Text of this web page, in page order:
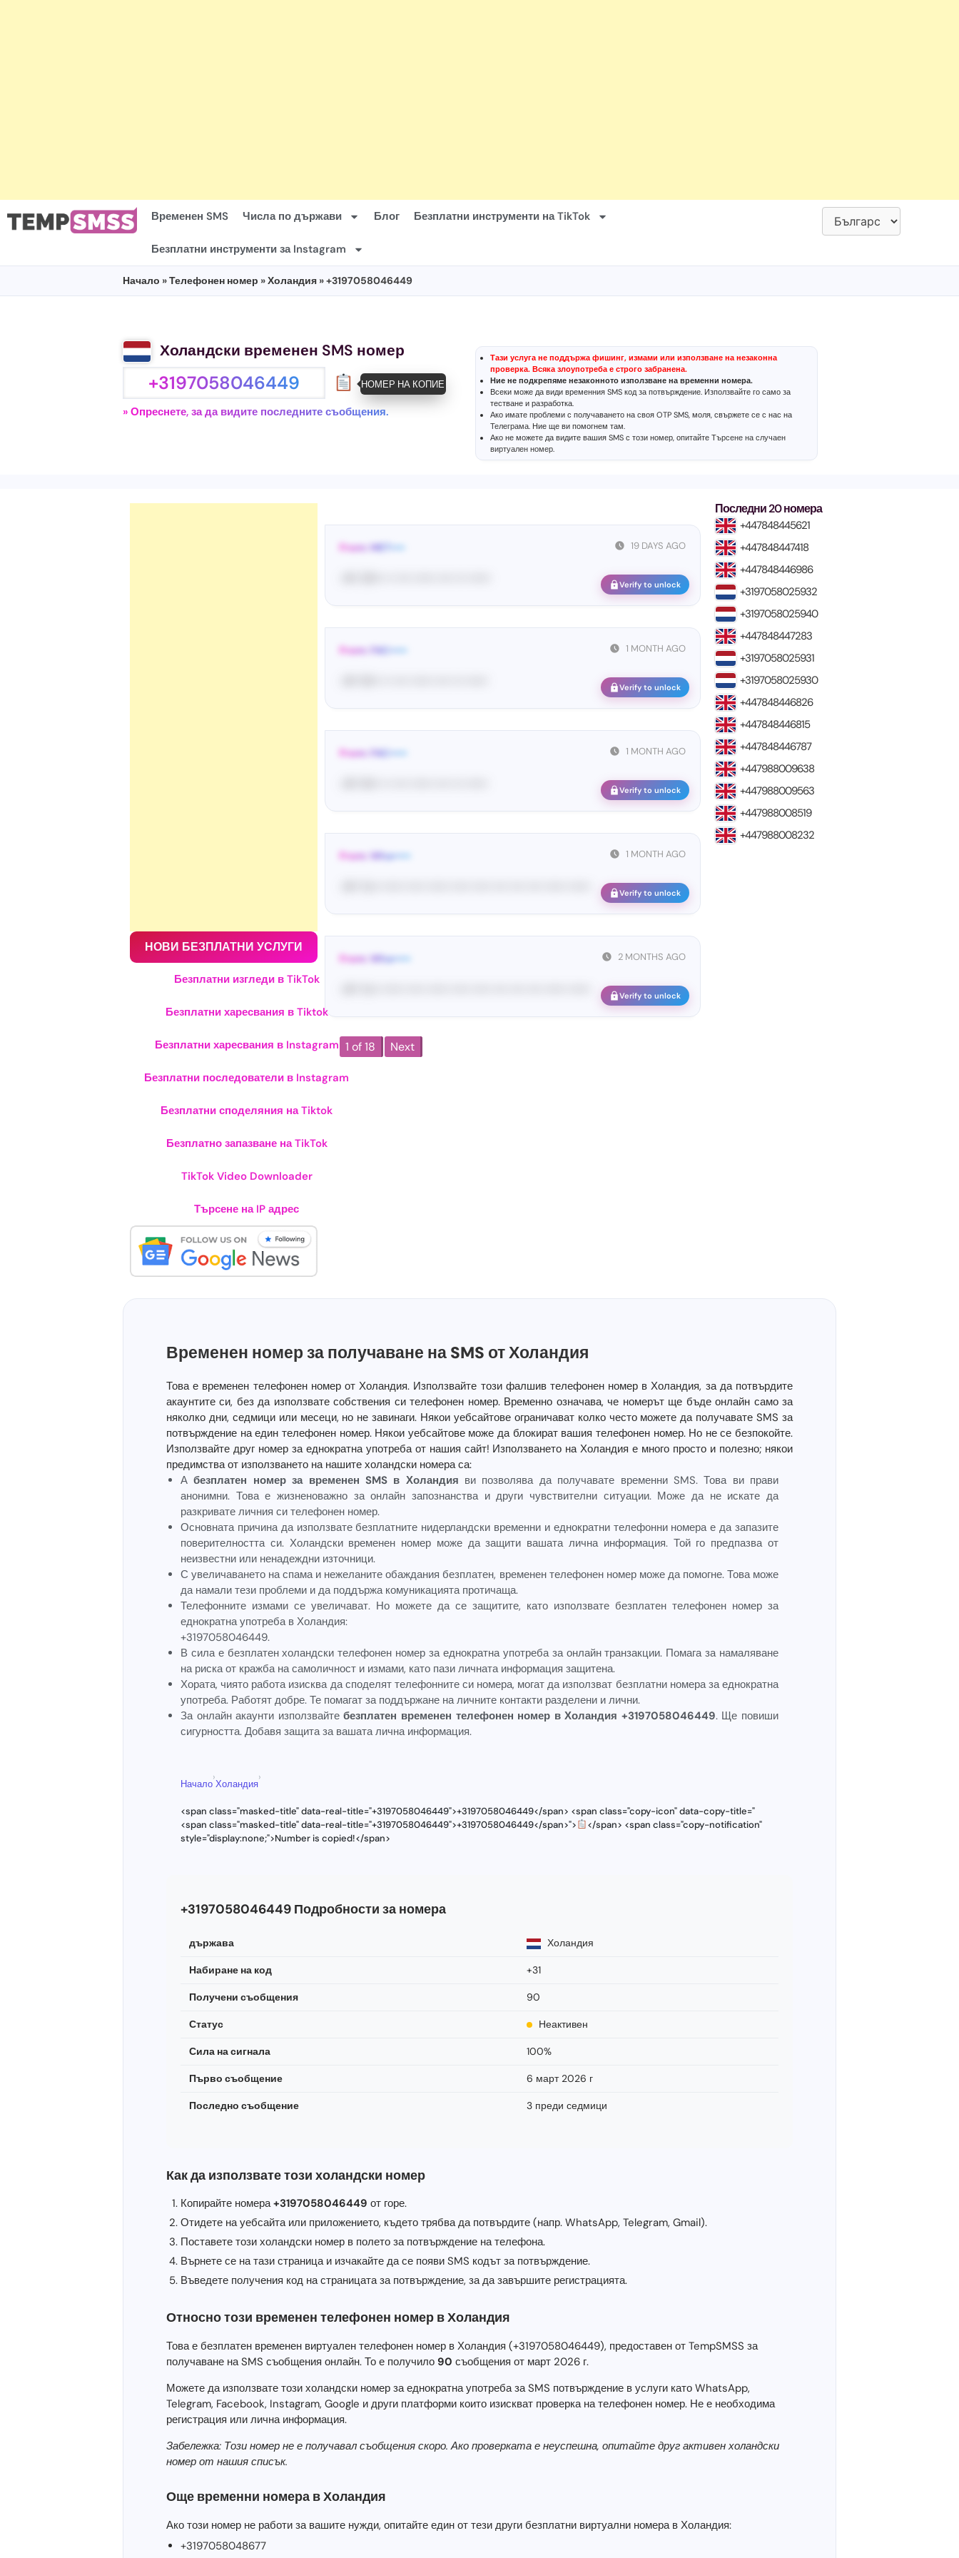
Временен SMS Числа по държави Блог Безплатни инструменти на TikTok
Безплатни инструменти за Instagram
Начало »Телефонен номер »Холандия » +3197058046449
Холандски временен SMS номер
+3197058046449 НОМЕР НА КОПИЕ
» Опреснете, за да видите последните съобщения.
Тази услуга не поддържа фишинг, измами или използване на незаконна
проверка. Всяка злоупотреба е строго забранена.
Ние не подкрепяме незаконното използване на временни номера.
Всеки може да види временния SMS код за потвърждение. Използвайте го само за
тестване и разработка.
Ако имате проблеми с получаването на своя OTP SMS, моля, свържете се с нас на
Телеграма. Ние ще ви помогнем там.
Ако не можете да видите вашия SMS с този номер, опитайте Търсене на случаен
виртуален номер.
НОВИ БЕЗПЛАТНИ УСЛУГИ
Безплатни изгледи в TikTok
Безплатни харесвания в Tiktok
Безплатни харесвания в Instagram
Безплатни последователи в Instagram
Безплатни споделяния на Tiktok
Безплатно запазване на TikTok
TikTok Video Downloader
Търсене на IP адрес
19 DAYS AGO
From: MET••••
Verify to unlock
1 MONTH AGO
From: FAC•••••
Verify to unlock
1 MONTH AGO
From: FAC•••••
Verify to unlock
1 MONTH AGO
From: Wha•••••
Verify to unlock
2 MONTHS AGO
From: Wha•••••
Verify to unlock
1 of 18 Next
Последни 20 номера
+447848445621
+447848447418
+447848446986
+3197058025932
+3197058025940
+447848447283
+3197058025931
+3197058025930
+447848446826
+447848446815
+447848446787
+447988009638
+447988009563
+447988008519
+447988008232
Временен номер за получаване на SMS от Холандия
Това е временен телефонен номер от Холандия. Използвайте този фалшив телефонен номер в Холандия, за да потвърдите
акаунтите си, без да използвате собствения си телефонен номер. Временно означава, че номерът ще бъде онлайн само за
няколко дни, седмици или месеци, но не завинаги. Някои уебсайтове ограничават колко често можете да получавате SMS за
потвърждение на един телефонен номер. Някои уебсайтове може да блокират вашия телефонен номер. Но не се безпокойте.
Използвайте друг номер за еднократна употреба от нашия сайт! Използването на Холандия е много просто и полезно; някои
предимства от използването на нашите холандски номера са:
Абезплатен номер за временен SMS в Холандия ви позволява да получавате временни SMS. Това ви прави
анонимни. Това е жизненоважно за онлайн запознанства и други чувствителни ситуации. Може да не искате да
разкривате личния си телефонен номер.
Основната причина да използвате безплатните нидерландски временни и еднократни телефонни номера е да запазите
поверителността си. Холандски временен номер може да защити вашата лична информация. Той го предпазва от
неизвестни или ненадеждни източници.
С увеличаването на спама и нежеланите обаждания безплатен, временен телефонен номер може да помогне. Това може
да намали тези проблеми и да поддържа комуникацията протичаща.
Телефонните измами се увеличават. Но можете да се защитите, като използвате безплатен телефонен номер за
еднократна употреба в Холандия:
+3197058046449.
В сила е безплатен холандски телефонен номер за еднократна употреба за онлайн транзакции. Помага за намаляване
на риска от кражба на самоличност и измами, като пази личната информация защитена.
Хората, чиято работа изисква да споделят телефонните си номера, могат да използват безплатни номера за еднократна
употреба. Работят добре. Те помагат за поддържане на личните контакти разделени и лични.
За онлайн акаунти използвайтебезплатен временен телефонен номер в Холандия +3197058046449. Ще повиши
сигурността. Добавя защита за вашата лична информация.
Начало
›
Холандия
›
<span class="masked-title" data-real-title="+3197058046449">+3197058046449</span> <span class="copy-icon" data-copy-title="
<span class="masked-title" data-real-title="+3197058046449">+3197058046449</span>">
</span> <span class="copy-notification"
style="display:none;">Number is copied!</span>
+3197058046449 Подробности за номера
държава Холандия
Набиране на код +31
Получени съобщения 90
Статус Неактивен
Сила на сигнала 100%
Първо съобщение 6 март 2026 г
Последно съобщение 3 преди седмици
Как да използвате този холандски номер
Копирайте номера+3197058046449 от горе.
Отидете на уебсайта или приложението, където трябва да потвърдите (напр. WhatsApp, Telegram, Gmail).
Поставете този холандски номер в полето за потвърждение на телефона.
Върнете се на тази страница и изчакайте да се появи SMS кодът за потвърждение.
Въведете получения код на страницата за потвърждение, за да завършите регистрацията.
Относно този временен телефонен номер в Холандия
Това е безплатен временен виртуален телефонен номер в Холандия (+3197058046449), предоставен от TempSMSS за
получаване на SMS съобщения онлайн. То е получило 90 съобщения от март 2026 г.
Можете да използвате този холандски номер за еднократна употреба за SMS потвърждение в услуги като WhatsApp,
Telegram, Facebook, Instagram, Google и други платформи които изискват проверка на телефонен номер. Не е необходима
регистрация или лична информация.
Забележка: Този номер не е получавал съобщения скоро. Ако проверката е неуспешна, опитайте друг активен холандски
номер от нашия списък.
Още временни номера в Холандия
Ако този номер не работи за вашите нужди, опитайте един от тези други безплатни виртуални номера в Холандия:
+3197058048677